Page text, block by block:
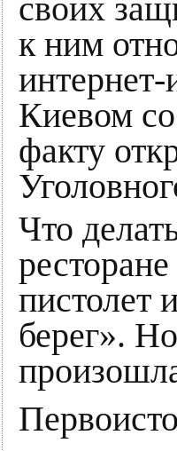
своих
к ним
Киевом
факту
Что
пистолет
берег».